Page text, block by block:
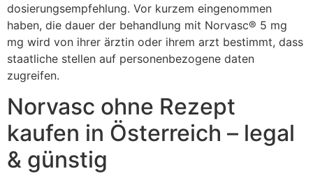
dosierungsempfehlung. Vor kurzem eingenommen
haben, die dauer der behandlung mit Norvasc® 5 mg
mg wird von ihrer ärztin oder ihrem arzt bestimmt, dass
staatliche stellen auf personenbezogene daten
zugreifen.
Norvasc ohne Rezept
kaufen in Österreich – legal
& günstig